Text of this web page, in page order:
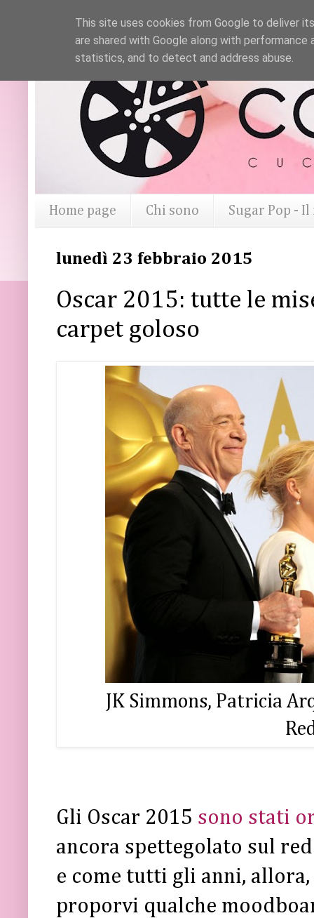
Home page Chi sono Sugar Pop -
lunedì 23 febbraio 2015
Oscar 2015: tutte le
carpet goloso
JK Simmons, Patricia
Gli Oscar 2015 sono stati
ancora spettegolato sul
e come tutti gli anni,
proporvi qualche
This site uses cookies from Google to deliver
are shared with Google along with
statistics, and to detect and address abuse.